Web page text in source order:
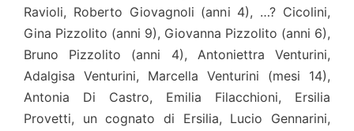
Ravioli, Roberto Giovagnoli (anni 4), …? Cicolini,
Gina Pizzolito (anni 9), Giovanna Pizzolito (anni 6),
Bruno Pizzolito (anni 4), Antoniettra Venturini,
Adalgisa Venturini, Marcella Venturini (mesi 14),
Antonia Di Castro, Emilia Filacchioni, Ersilia
Provetti, un cognato di Ersilia, Lucio Gennarini,